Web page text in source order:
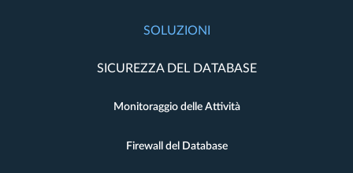
SOLUZIONI
SICUREZZA DEL DATABASE
Monitoraggio delle Attività
Firewall del Database